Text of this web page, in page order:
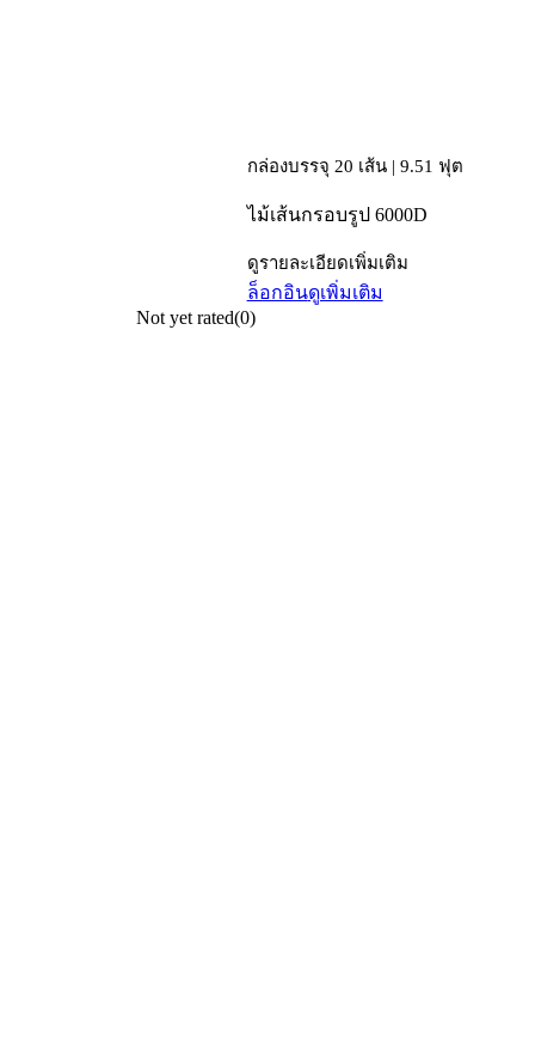
กล่องบรรจุ 20 เส้น | 9.51 ฟุต
ไม้เส้นกรอบรูป 6000D
ดูรายละเอียดเพิ่มเติม
ล็อกอินดูเพิ่มเติม
Not yet rated(0)